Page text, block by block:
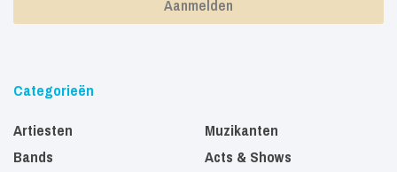
Categorieën
Artiesten
Bands
Muzikanten
Acts & Shows